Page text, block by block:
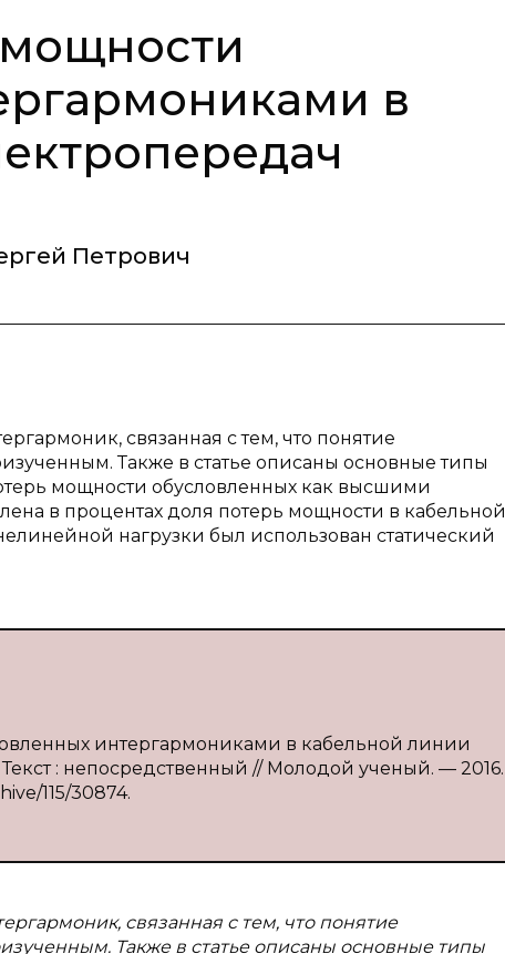
в
Петрович
связанная с тем, что понятие
Также в статье описаны основные типы
мощности обусловленных как высшими
в процентах доля потерь мощности в кабельной
нагрузки был использован статический
интергармониками в кабельной линии
: непосредственный // Молодой ученый. — 2016.
115/30874.
связанная с тем, что понятие
Также в статье описаны основные типы